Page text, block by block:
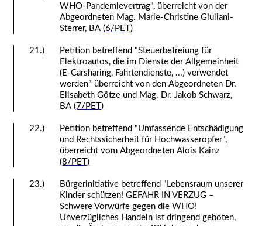
WHO-Pandemievertrag", überreicht von der
Abgeordneten Mag. Marie-Christine Giuliani-
Sterrer, BA(6/PET)
21.)
Petition betreffend "Steuerbefreiung für
Elektroautos, die im Dienste der Allgemeinheit
(E-Carsharing, Fahrtendienste, ...) verwendet
werden" überreicht von den Abgeordneten Dr.
Elisabeth Götze und Mag. Dr. Jakob Schwarz,
BA(7/PET)
22.)
Petition betreffend "Umfassende Entschädigung
und Rechtssicherheit für Hochwasseropfer",
überreicht vom Abgeordneten Alois Kainz
(8/PET)
23.)
Bürgerinitiative betreffend "Lebensraum unserer
Kinder schützen! GEFAHR IN VERZUG –
Schwere Vorwürfe gegen die WHO!
Unverzügliches Handeln ist dringend geboten,